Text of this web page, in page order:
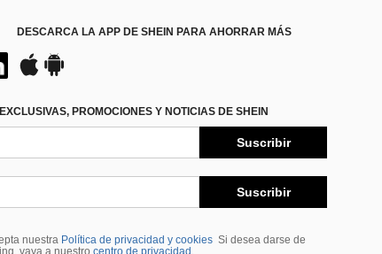
DESCARCA LA APP DE SHEIN PARA AHORRAR MÁS
PROMOCIONES Y NOTICIAS DE SHEIN
Suscribir
Suscribir
nuestra Política de privacidad y cookies Si desea darse de
vaya a nuestro centro de privacidad .